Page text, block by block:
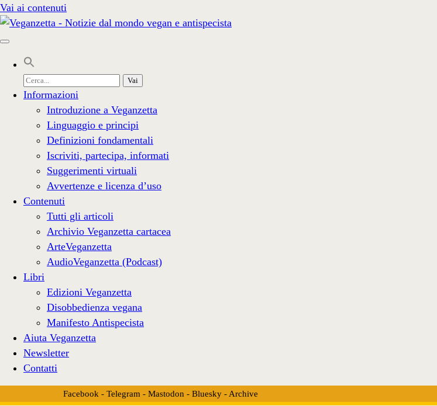
Vai ai contenuti
Cerca
per:
Informazioni
Introduzione a Veganzetta
Linguaggio e principi
Definizioni fondamentali
Iscriviti, partecipa, informati
Suggerimenti virtuali
Avvertenze e licenza d’uso
Contenuti
Tutti gli articoli
Archivio Veganzetta cartacea
ArteVeganzetta
AudioVeganzetta (Podcast)
Libri
Edizioni Veganzetta
Disobbedienza vegana
Manifesto Antispecista
Aiuta Veganzetta
Newsletter
Contatti
Facebook - Telegram - Mastodon - Bluesky- Archive